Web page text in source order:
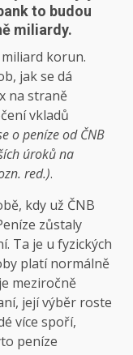
to budou
miliardy.
korun.
jak se dá
na straně
vkladů
o peníze od ČNB
úroků na
red.).
kdy už ČNB
zůstaly
Ta je u fyzických
platí normálně
meziročně
její výběr roste
více spoří,
peníze